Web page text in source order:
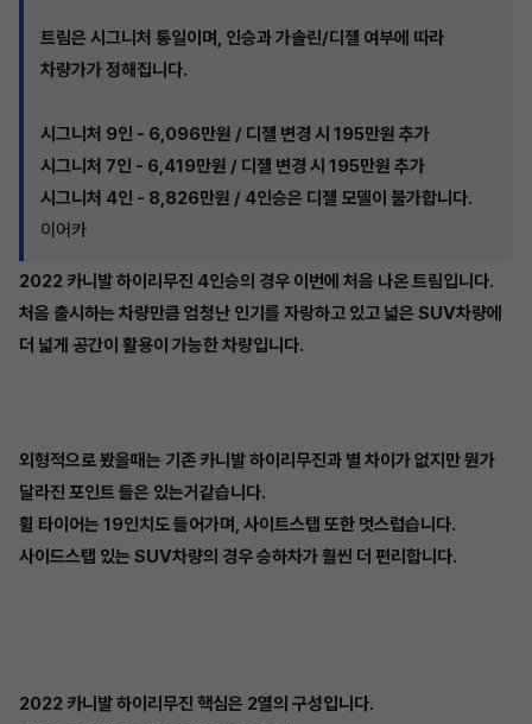
트림은 시그니처 통일이며, 인승과 가솔린/디젤 여부에 따라
차량가가 정해집니다.
시그니처 9인 - 6,096만원 / 디젤 변경 시 195만원 추가
시그니처 7인 - 6,419만원 / 디젤 변경 시 195만원 추가
시그니처 4인 - 8,826만원 / 4인승은 디젤 모델이 불가합니다.
이어카
2022 카니발 하이리무진 4인승의 경우 이번에 처음 나온 트림입니다.
처음 출시하는 차량만큼 엄청난 인기를 자랑하고 있고 넓은 SUV차량에
더 넓게 공간이 활용이 가능한 차량입니다.
외형적으로 봤을때는 기존 카니발 하이리무진과 별 차이가 없지만 뭔가
달라진 포인트 들은 있는거같습니다.
휠 타이어는 19인치도 들어가며, 사이트스탭 또한 멋스럽습니다.
사이드스탭 있는 SUV차량의 경우 승하차가 훨씬 더 편리합니다.
2022 카니발 하이리무진 핵심은 2열의 구성입니다.